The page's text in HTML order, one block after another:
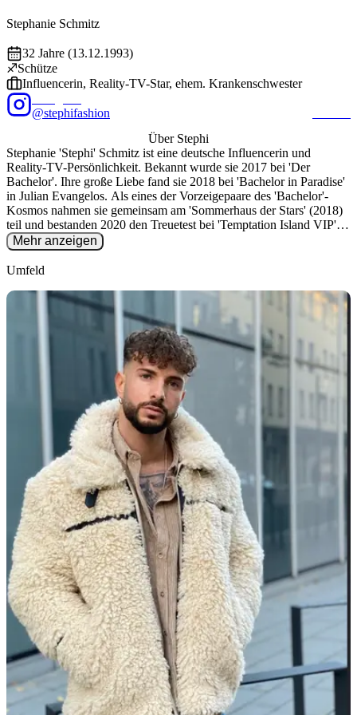
Stephanie Schmitz
32 Jahre (13.12.1993)
♐Schütze
Influencerin, Reality-TV-Star, ehem. Krankenschwester
@stephifashion
Über Stephi
Stephanie 'Stephi' Schmitz ist eine deutsche Influencerin und
Reality-TV-Persönlichkeit. Bekannt wurde sie 2017 bei 'Der
Bachelor'. Ihre große Liebe fand sie 2018 bei 'Bachelor in Paradise'
in Julian Evangelos. Als eines der Vorzeigepaare des 'Bachelor'-
Kosmos nahmen sie gemeinsam am 'Sommerhaus der Stars' (2018)
teil und bestanden 2020 den Treuetest bei 'Temptation Island VIP'.
Stephi und Julian sind verheiratet und Eltern einer Tochter.
Mehr anzeigen
Umfeld